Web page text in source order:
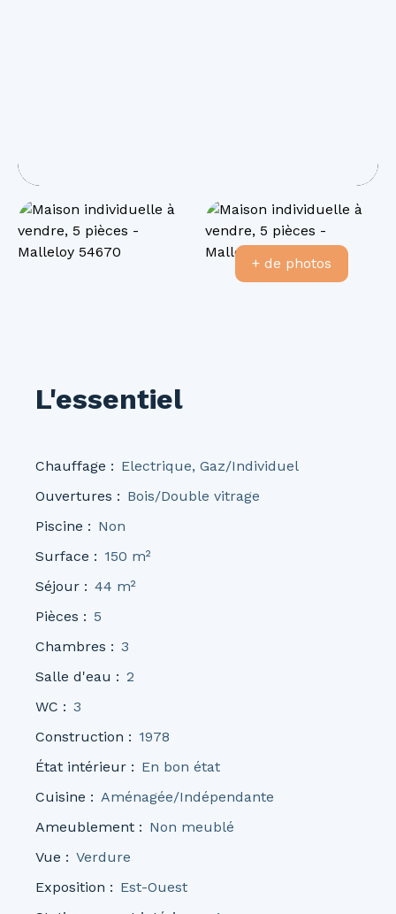
+ de photos
L'essentiel
Chauffage : Electrique, Gaz/Individuel
Ouvertures : Bois/Double vitrage
Piscine : Non
Surface : 150 m²
Séjour : 44 m²
Pièces : 5
Chambres : 3
Salle d'eau : 2
WC : 3
Construction : 1978
État intérieur : En bon état
Cuisine : Aménagée/Indépendante
Ameublement : Non meublé
Vue : Verdure
Exposition : Est-Ouest